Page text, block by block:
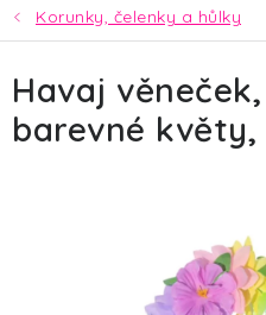
PÁRTY DEKORACE
PÁRTY DOPLŇKY
TÉMATA
Korunky, čelenky a hůlky
Havaj
barevné květy,